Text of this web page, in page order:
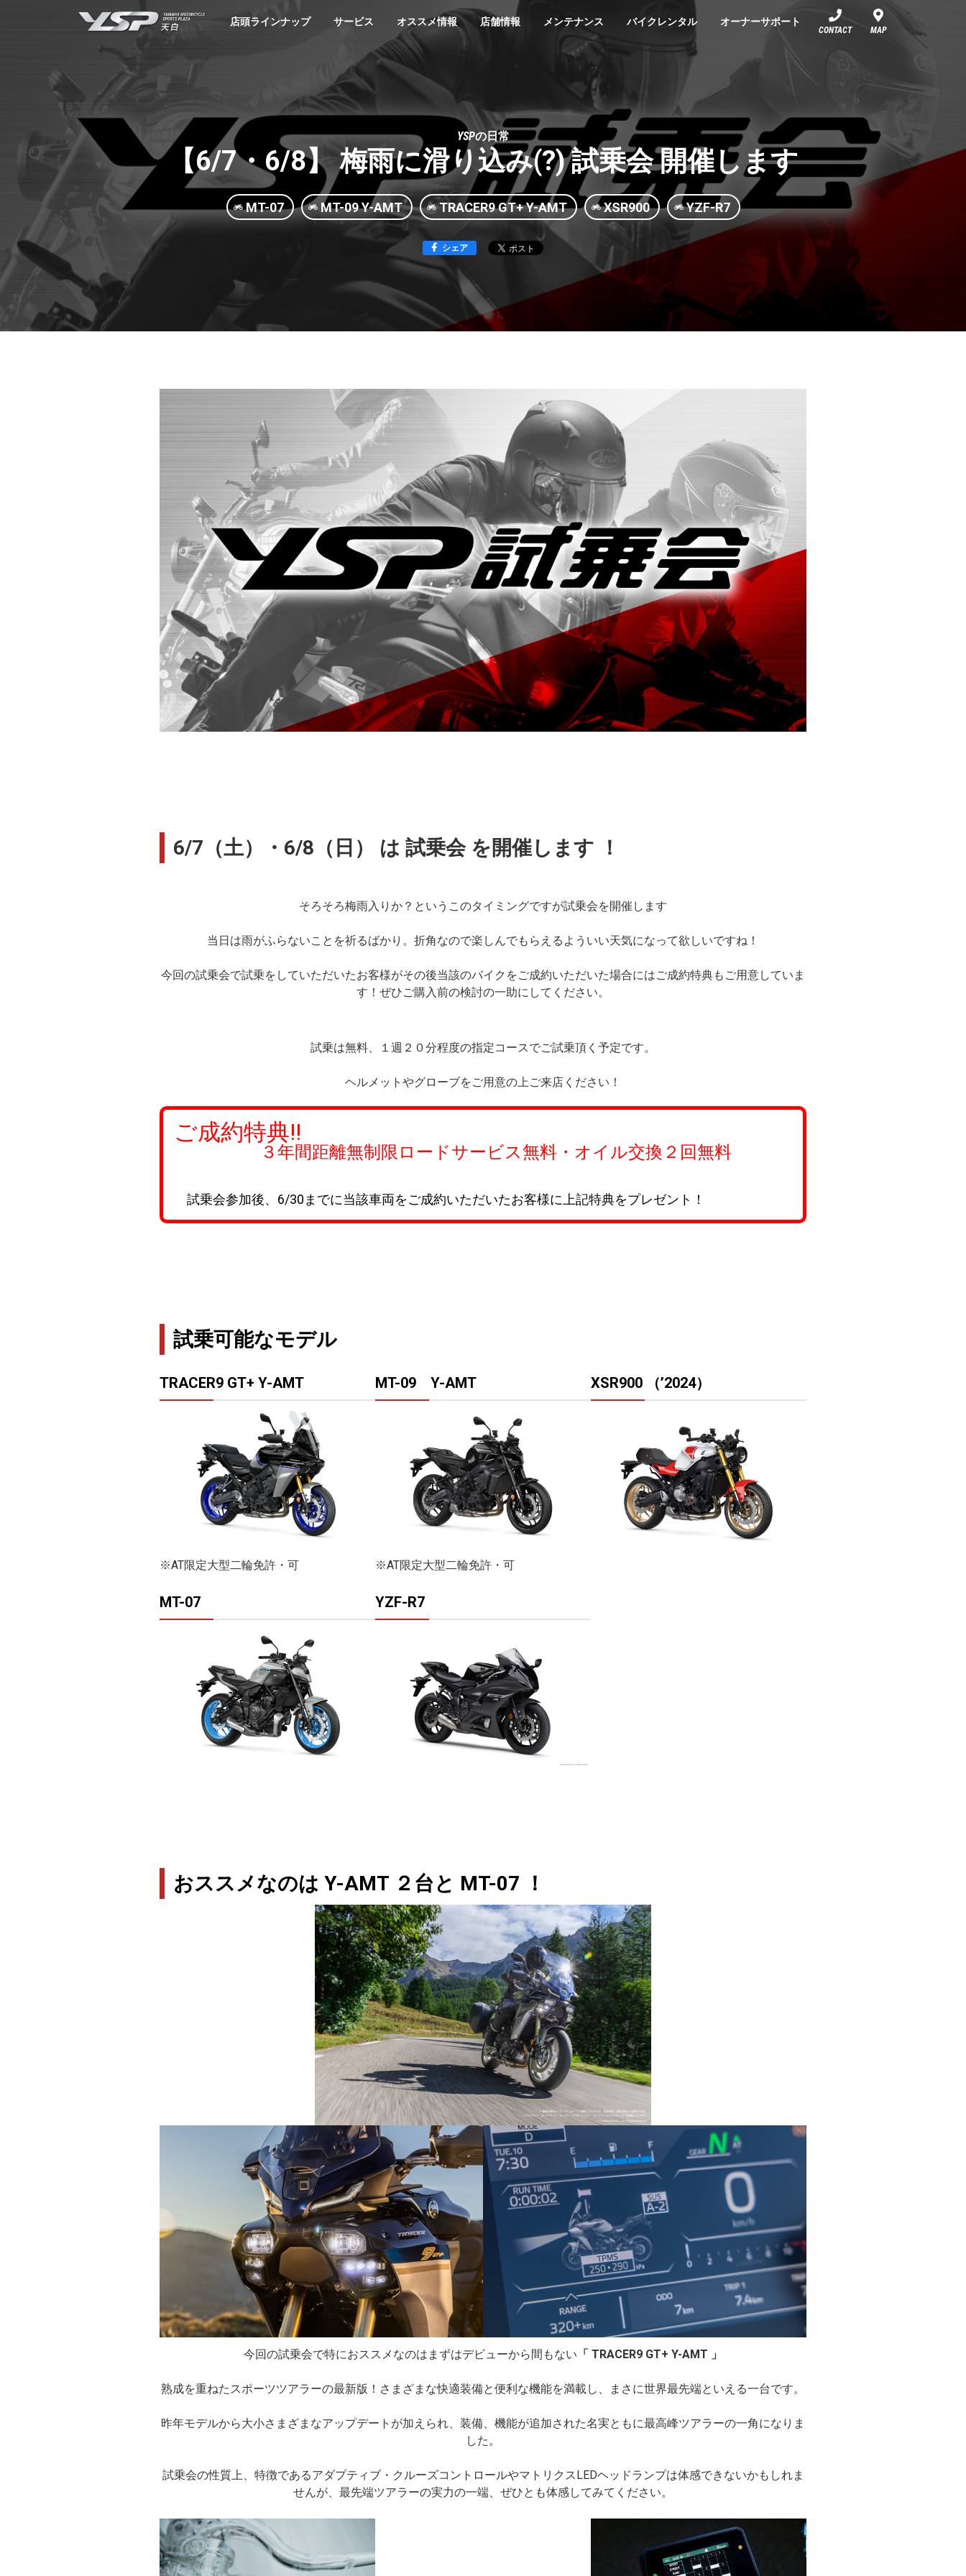
YSP天白店頭ラインナップ サービス オススメ情報 店舗情報 メンテナンス バイクレンタル オーナーサポート
CONTACT MAP
YSPの日常
【6/7・6/8】 梅雨に滑り込み(?) 試乗会 開催します
MT-07 MT-09 Y-AMT TRACER9 GT+ Y-AMT XSR900 YZF-R7
シェア
6/7（土）・6/8（日） は 試乗会 を開催します ！
そろそろ梅雨入りか？というこのタイミングですが試乗会を開催します
当日は雨がふらないことを祈るばかり。折角なので楽しんでもらえるよういい天気になって欲しいですね！
今回の試乗会で試乗をしていただいたお客様がその後当該のバイクをご成約いただいた場合にはご成約特典もご用意していま
す！ぜひご購入前の検討の一助にしてください。
試乗は無料、１週２０分程度の指定コースでご試乗頂く予定です。
ヘルメットやグローブをご用意の上ご来店ください！
ご成約特典!!
３年間距離無制限ロードサービス無料・オイル交換２回無料
試乗会参加後、6/30までに当該車両をご成約いただいたお客様に上記特典をプレゼント！
試乗可能なモデル
TRACER9 GT+ Y-AMT
※AT限定大型二輪免許・可
MT-09 Y-AMT
※AT限定大型二輪免許・可
XSR900 （’2024）
MT-07 YZF-R7
おススメなのは Y-AMT ２台と MT-07 ！
今回の試乗会で特におススメなのはまずはデビューから間もない 「 TRACER9 GT+ Y-AMT 」
熟成を重ねたスポーツツアラーの最新版！さまざまな快適装備と便利な機能を満載し、まさに世界最先端といえる一台です。
昨年モデルから大小さまざまなアップデートが加えられ、装備、機能が追加された名実ともに最高峰ツアラーの一角になりま
した。
試乗会の性質上、特徴であるアダプティブ・クルーズコントロールやマトリクスLEDヘッドランプは体感できないかもしれま
せんが、最先端ツアラーの実力の一端、ぜひとも体感してみてください。